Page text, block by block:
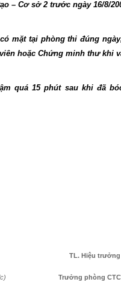
– Cơ sở 2 trước ngày 16/8/
mặt tại phòng thi đúng
hoặc Chứng minh thư khi
quá 15 phút sau khi đã
TL. Hiệu trưởng
Trưởng phòng